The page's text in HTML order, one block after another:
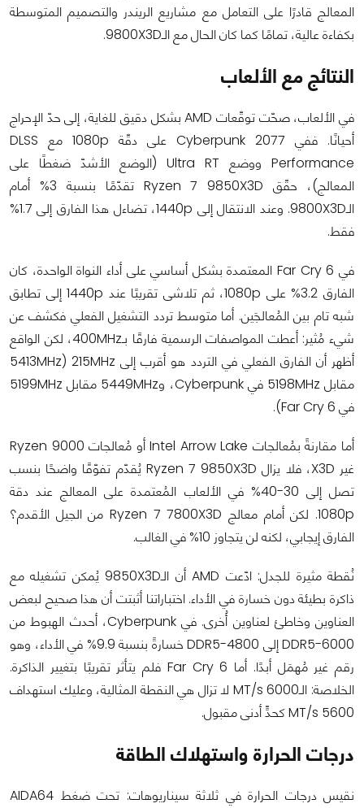
المعالج قادرًا على التعامل مع مشاريع الريندر والتصميم المتوسطة
بكفاءة عالية، تمامًا كما كان الحال مع الـ9800X3D.
النتائج مع الألعاب
في الألعاب، صحّت توقّعات AMD بشكل دقيق للغاية، إلى حدّ الإحراج
أحيانًا. ففي Cyberpunk 2077 على دقّة 1080p مع DLSS
Performance ووضع Ultra RT (الوضع الأشدّ ضغطًا على
المعالج)، حقّق Ryzen 7 9850X3D تقدّمًا بنسبة 3% أمام
الـ9800X3D. وعند الانتقال إلى 1440p، تضاءل هذا الفارق إلى 1.7%
فقط.
في Far Cry 6 المعتمدة بشكل أساسي على أداء النواة الواحدة، كان
الفارق 3.2% على 1080p، ثم تلاشى تقريبًا عند 1440p إلى تطابق
شبه تام بين المُعالجَين. أما متوسط تردد التشغيل الفعلي فكشف عن
شيء مُثير: أعطت المواصفات الرسمية فارقًا بـ400MHz، لكن الواقع
أظهر أن الفارق الفعلي في التردد هو أقرب إلى 215MHz (5413MHz
مقابل 5198MHz في Cyberpunk، و5449MHz مقابل 5199MHz
في Far Cry 6).
أما مقارنةً بمُعالجات Intel Arrow Lake أو مُعالجات Ryzen 9000
غير X3D، فلا يزال Ryzen 7 9850X3D يُقدّم تفوّقًا واضحًا بنسب
تصل إلى 30-40% في الألعاب المُعتمدة على المعالج عند دقة
1080p. لكن أمام معالج Ryzen 7 7800X3D من الجيل الأقدم؟
الفارق إيجابي، لكنه لن يتجاوز 10% في الغالب.
نُقطة مثيرة للجدل: ادّعت AMD أن الـ9850X3D يُمكن تشغيله مع
ذاكرة بطيئة دون خسارة في الأداء. اختباراتنا أثبتت أن هذا صحيح لبعض
العناوين وخاطئ لعناوين أُخرى. في Cyberpunk، أحدث الهبوط من
DDR5-6000 إلى DDR5-4800 خسارةً بنسبة 9.9% في الأداء، وهو
رقم غير مُهمَل أبدًا. أما Far Cry 6 فلم يتأثر تقريبًا بتغيير الذاكرة.
الخلاصة: الـ6000 MT/s لا تزال هي النقطة المثالية، وعليك استهداف
5600 MT/s كحدٍّ أدنى مقبول.
درجات الحرارة واستهلاك الطاقة
نقيس درجات الحرارة في ثلاثة سيناريوهات: تحت ضغط AIDA64